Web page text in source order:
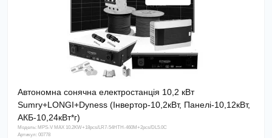
Автономна сонячна електростанція 10,2 кВт
Sumry+LONGI+Dyness (Інвертор-10,2кВт, Панелі-10,12кВт,
АКБ-10,24кВт*г)
Модель: MPS-V MAX 10.2KW+18pcs/LR7-54HTH-460M+2pcs/DL5.0C
Артикул: 00778